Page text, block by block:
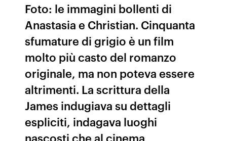
Foto: le immagini bollenti di
Anastasia e Christian. Cinquanta
sfumature di grigio è un film
molto più casto del romanzo
originale, ma non poteva essere
altrimenti. La scrittura della
James indugiava su dettagli
espliciti, indagava luoghi
nascosti che al cinema